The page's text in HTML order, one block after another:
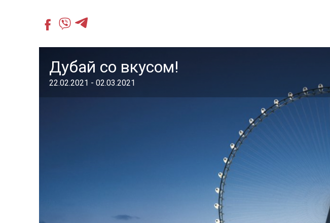
Дубай со вкусом!
22.02.2021 - 02.03.2021